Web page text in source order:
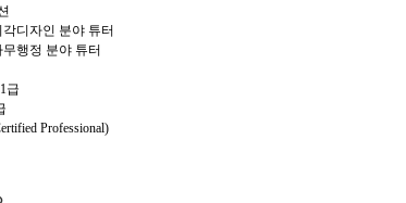
각디자인 분야 튜터
무행정 분야 튜터
급
Professional)